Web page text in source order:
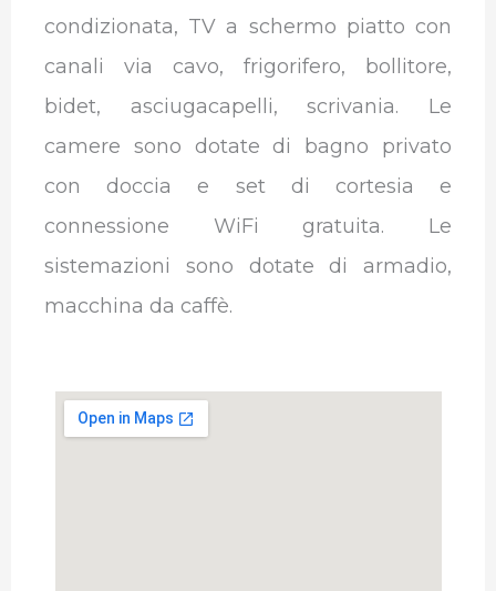
condizionata, TV a schermo piatto con
canali via cavo, frigorifero, bollitore,
bidet, asciugacapelli, scrivania. Le
camere sono dotate di bagno privato
con doccia e set di cortesia e
connessione WiFi gratuita. Le
sistemazioni sono dotate di armadio,
macchina da caffè.